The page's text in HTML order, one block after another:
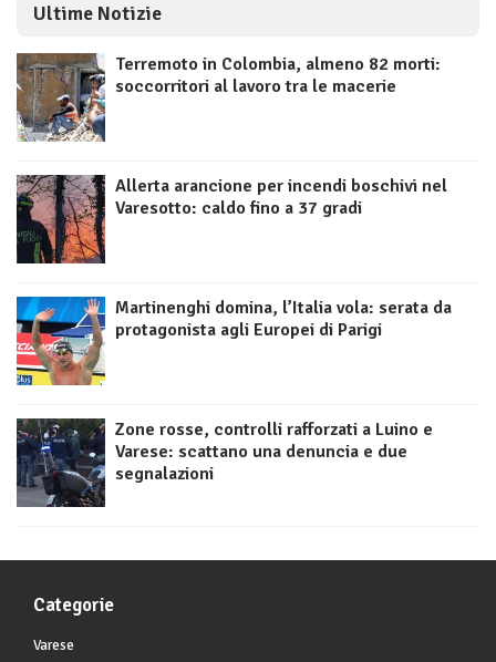
Ultime Notizie
Terremoto in Colombia, almeno 82 morti:
soccorritori al lavoro tra le macerie
Allerta arancione per incendi boschivi nel
Varesotto: caldo fino a 37 gradi
Martinenghi domina, l’Italia vola: serata da
protagonista agli Europei di Parigi
Zone rosse, controlli rafforzati a Luino e
Varese: scattano una denuncia e due
segnalazioni
Categorie
Varese